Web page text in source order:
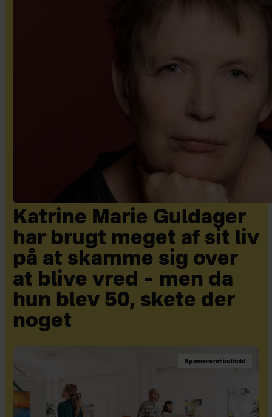
Katrine Marie Guldager
har brugt meget af sit liv
på at skamme sig over
at blive vred – men da
hun blev 50, skete der
noget
Sponsoreret indhold